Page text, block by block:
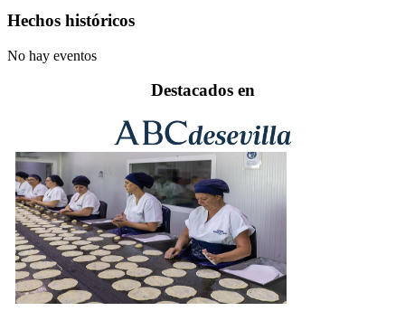
Hechos históricos
No hay eventos
Destacados en